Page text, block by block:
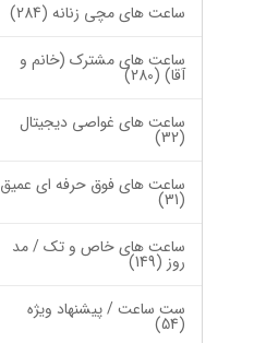
ساعت های مچی زنانه (284)
ساعت های مشترک (خانم و
آقا) (280)
ساعت های غواصی دیجیتال
(32)
ساعت های فوق حرفه ای عمیق
(31)
ساعت های خاص و تک / مد
روز (149)
ست ساعت / پیشنهاد ویژه
(54)